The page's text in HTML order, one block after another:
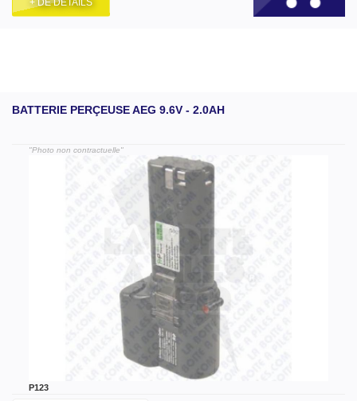
+ DE DÉTAILS
BATTERIE PERÇEUSE AEG 9.6V - 2.0AH
"Photo non contractuelle"
P123